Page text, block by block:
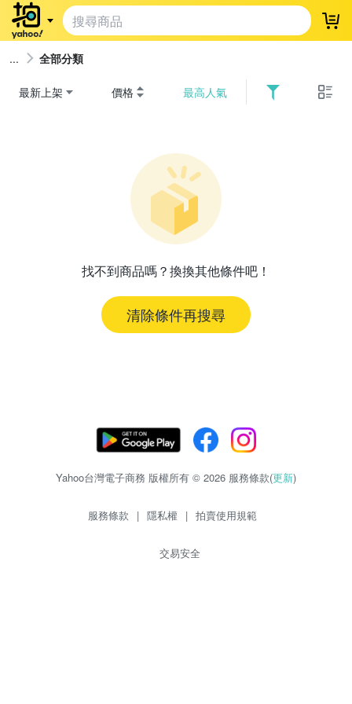
登
全部分類
最新上架 價格 最高人氣
找不到商品嗎？換換其他條件吧！
清除條件再搜尋
Yahoo台灣電子商務 版權所有 © 2026 服務條款(更新)
服務條款 | 隱私權 | 拍賣使用規範
交易安全